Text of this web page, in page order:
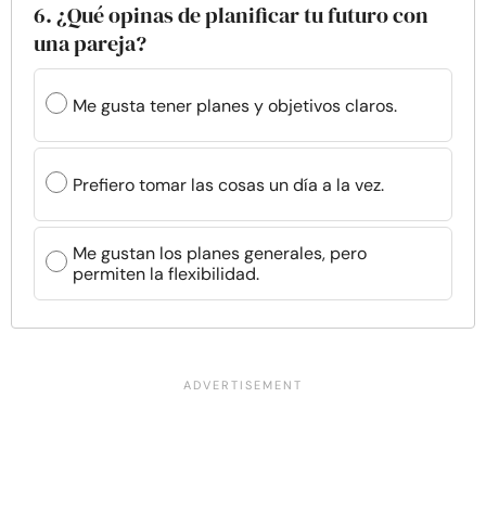
6. ¿Qué opinas de planificar tu futuro con
una pareja?
Me gusta tener planes y objetivos claros.
Prefiero tomar las cosas un día a la vez.
Me gustan los planes generales, pero
permiten la flexibilidad.